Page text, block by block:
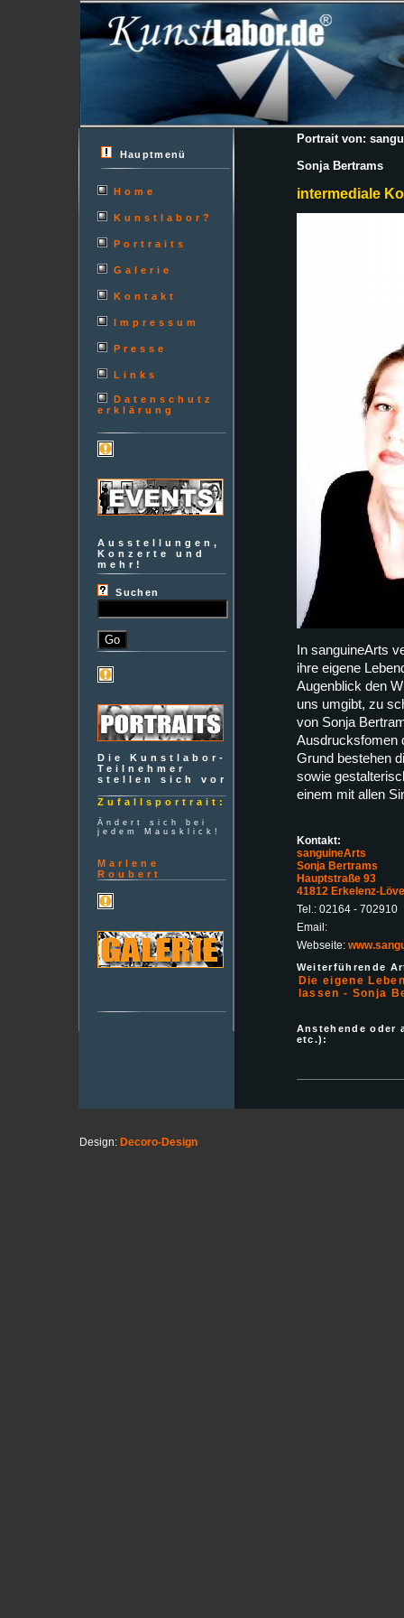
Hauptmenü
Home
Kunstlabor?
Portraits
Galerie
Kontakt
Impressum
Presse
Links
Datenschutz
erklärung
Ausstellungen,
Konzerte und
mehr!
Suchen
Die Kunstlabor-
Teilnehmer
stellen sich vor
Zufallsportrait:
Ändert sich bei
jedem Mausklick!
Marlene
Roubert
Portrait von:
Sonja Bertrams
intermediale
In sanguineArts
ihre eigene
Augenblick den
uns umgibt, zu
von Sonja
Ausdrucksfomen
Grund bestehen
sowie
einem mit allen
Kontakt:
sanguineArts
Sonja Bertrams
Hauptstraße 93
41812 Erkelenz-
Tel.: 02164 - 702910
Email:
Webseite:
Weiterführende
Die eigene
lassen - Sonja
Anstehende
etc.):
Design: Decoro-Design